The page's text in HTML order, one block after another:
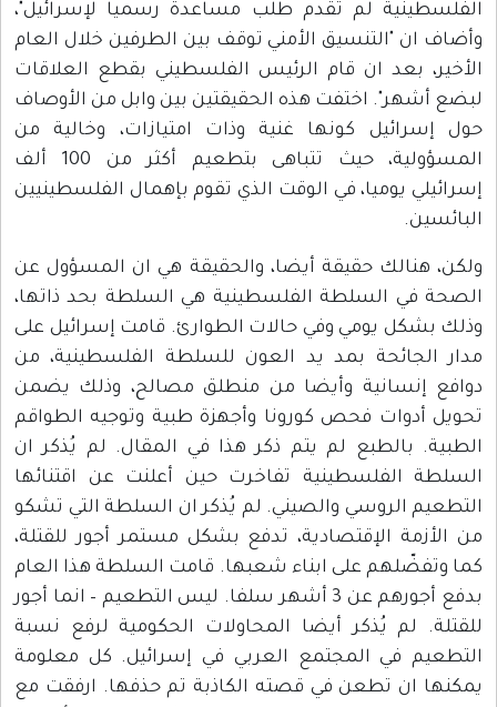
الفلسطينية لم تقدم طلب مساعدة رسميا لإسرائيل"،
وأضاف ان "التنسيق الأمني توقف بين الطرفين خلال العام
الأخير، بعد ان قام الرئيس الفلسطيني بقطع العلاقات
لبضع أشهر". اختفت هذه الحقيقتين بين وابل من الأوصاف
حول إسرائيل كونها غنية وذات امتيازات، وخالية من
المسؤولية، حيث تتباهى بتطعيم أكثر من 100 ألف
إسرائيلي يوميا، في الوقت الذي تقوم بإهمال الفلسطينيين
البائسين.
ولكن، هنالك حقيقة أيضا، والحقيقة هي ان المسؤول عن
الصحة في السلطة الفلسطينية هي السلطة بحد ذاتها،
وذلك بشكل يومي وفي حالات الطوارئ. قامت إسرائيل على
مدار الجائحة بمد يد العون للسلطة الفلسطينية، من
دوافع إنسانية وأيضا من منطلق مصالح، وذلك يضمن
تحويل أدوات فحص كورونا وأجهزة طبية وتوجيه الطواقم
الطبية. بالطبع لم يتم ذكر هذا في المقال. لم يُذكر ان
السلطة الفلسطينية تفاخرت حين أعلنت عن اقتنائها
التطعيم الروسي والصيني. لم يُذكر ان السلطة التي تشكو
من الأزمة الإقتصادية، تدفع بشكل مستمر أجور للقتلة،
كما وتفضّلهم على ابناء شعبها. قامت السلطة هذا العام
بدفع أجورهم عن 3 أشهر سلفا. ليس التطعيم – انما أجور
للقتلة. لم يُذكر أيضا المحاولات الحكومية لرفع نسبة
التطعيم في المجتمع العربي في إسرائيل. كل معلومة
يمكنها ان تطعن في قصته الكاذبة تم حذفها. ارفقت مع